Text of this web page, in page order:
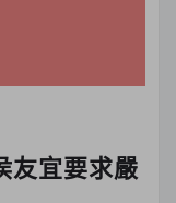
友宜要求嚴